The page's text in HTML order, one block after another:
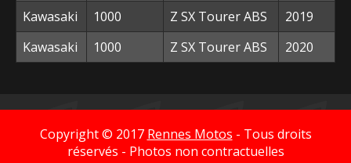
Kawasaki
1000 Z SX Tourer ABS
2019
Kawasaki
1000 Z SX Tourer ABS 2020
Copyright © 2017 Rennes Motos - Tous droits
réservés - Photos non contractuelles